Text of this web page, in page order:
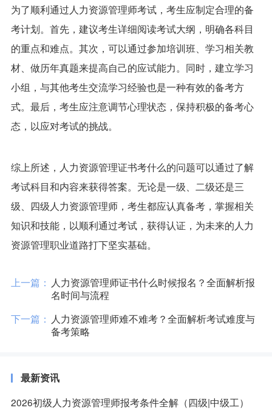
为了顺利通过人力资源管理师考试，考生应制定合理的备
考计划。首先，建议考生详细阅读考试大纲，明确各科目
的重点和难点。其次，可以通过参加培训班、学习相关教
材、做历年真题来提高自己的应试能力。同时，建立学习
小组，与其他考生交流学习经验也是一种有效的备考方
式。最后，考生应注意调节心理状态，保持积极的备考心
态，以应对考试的挑战。
综上所述，人力资源管理证书考什么的问题可以通过了解
考试科目和内容来获得答案。无论是一级、二级还是三
级、四级人力资源管理师，考生都应认真备考，掌握相关
知识和技能，以顺利通过考试，获得认证，为未来的人力
资源管理职业道路打下坚实基础。
上一篇： 人力资源管理师证书什么时候报名？全面解析报
名时间与流程
下一篇： 人力资源管理师难不难考？全面解析考试难度与
备考策略
最新资讯
2026初级人力资源管理师报考条件全解（四级|中级工）